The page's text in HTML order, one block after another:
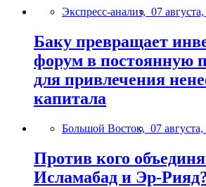
Экспресс-анализ, 07
Баку превращает
форум в постоянную
для привлечения
капитала
Большой Восток, 07
Против кого
Исламабад и Эр-